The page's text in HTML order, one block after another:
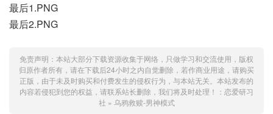
最后1.PNG
最后2.PNG
免责声明：本站大部分下载资源收集于网络，只做学习和交流使用，版权
归原作者所有，请在下载后24小时之内自觉删除，若作商业用途，请购买
正版，由于未及时购买和付费发生的侵权行为，与本站无关。本站发布的
内容若侵犯到您的权益，请联系站长删除，我们将及时处理！： 恋爱研习
社 » 乌鸦救赎-男神模式